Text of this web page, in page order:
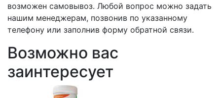
возможен самовывоз. Любой вопрос можно задать
нашим менеджерам, позвонив по указанному
телефону или заполнив форму обратной связи.
Возможно вас
заинтересует